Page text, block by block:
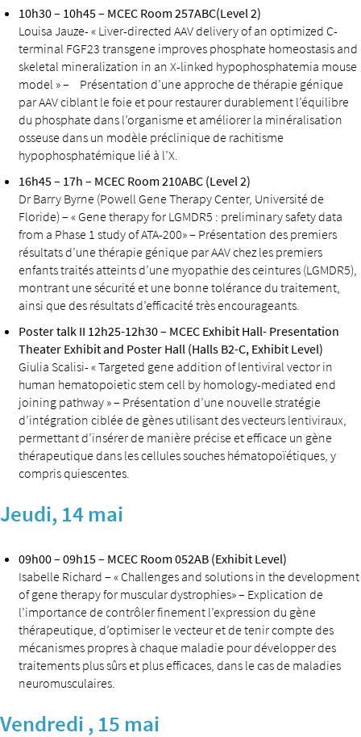
10h30 – 10h45 – MCEC Room 257ABC(Level 2)
Louisa Jauze- « Liver-directed AAV delivery of an optimized C-
terminal FGF23 transgene improves phosphate homeostasis and
skeletal mineralization in an X-linked hypophosphatemia mouse
model » – Présentation d’une approche de thérapie génique
par AAV ciblant le foie et pour restaurer durablement l’équilibre
du phosphate dans l’organisme et améliorer la minéralisation
osseuse dans un modèle préclinique de rachitisme
hypophosphatémique lié à l’X.
16h45 – 17h – MCEC Room 210ABC (Level 2)
Dr Barry Byrne (Powell Gene Therapy Center, Université de
Floride) – « Gene therapy for LGMDR5 : preliminary safety data
from a Phase 1 study of ATA-200» – Présentation des premiers
résultats d’une thérapie génique par AAV chez les premiers
enfants traités atteints d’une myopathie des ceintures (LGMDR5),
montrant une sécurité et une bonne tolérance du traitement,
ainsi que des résultats d’efficacité très encourageants.
Poster talk II 12h25-12h30 – MCEC Exhibit Hall- Presentation
Theater Exhibit and Poster Hall (Halls B2-C, Exhibit Level)
Giulia Scalisi- « Targeted gene addition of lentiviral vector in
human hematopoietic stem cell by homology-mediated end
joining pathway » – Présentation d’une nouvelle stratégie
d’intégration ciblée de gènes utilisant des vecteurs lentiviraux,
permettant d’insérer de manière précise et efficace un gène
thérapeutique dans les cellules souches hématopoïétiques, y
compris quiescentes.
Jeudi, 14 mai
09h00 – 09h15 – MCEC Room 052AB (Exhibit Level)
Isabelle Richard – « Challenges and solutions in the development
of gene therapy for muscular dystrophies» – Explication de
l’importance de contrôler finement l’expression du gène
thérapeutique, d’optimiser le vecteur et de tenir compte des
mécanismes propres à chaque maladie pour développer des
traitements plus sûrs et plus efficaces, dans le cas de maladies
neuromusculaires.
Vendredi , 15 mai